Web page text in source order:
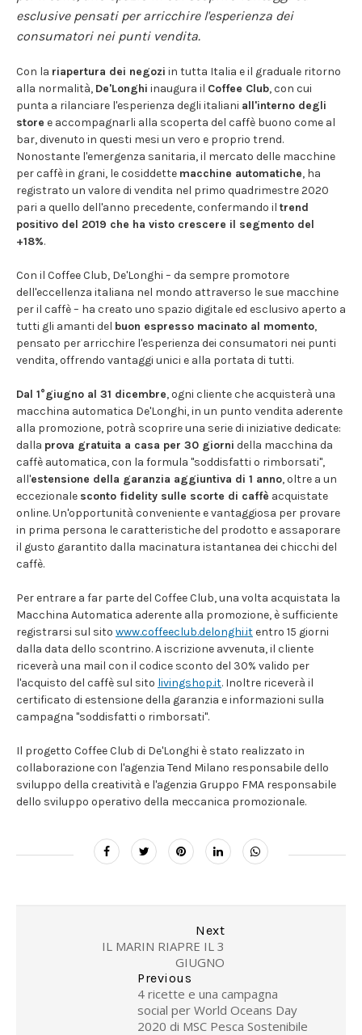
esclusive pensati per arricchire l'esperienza dei
consumatori nei punti vendita.
Con la riapertura dei negozi in tutta Italia e il graduale ritorno
alla normalità, De'Longhi inaugura il Coffee Club, con cui
punta a rilanciare l'esperienza degli italiani all'interno degli
store e accompagnarli alla scoperta del caffè buono come al
bar, divenuto in questi mesi un vero e proprio trend.
Nonostante l'emergenza sanitaria, il mercato delle macchine
per caffè in grani, le cosiddette macchine automatiche, ha
registrato un valore di vendita nel primo quadrimestre 2020
pari a quello dell'anno precedente, confermando il trend
positivo del 2019 che ha visto crescere il segmento del
+18%.
Con il Coffee Club, De'Longhi – da sempre promotore
dell'eccellenza italiana nel mondo attraverso le sue macchine
per il caffè – ha creato uno spazio digitale ed esclusivo aperto a
tutti gli amanti del buon espresso macinato al momento,
pensato per arricchire l'esperienza dei consumatori nei punti
vendita, offrendo vantaggi unici e alla portata di tutti.
Dal 1°giugno al 31 dicembre, ogni cliente che acquisterà una
macchina automatica De'Longhi, in un punto vendita aderente
alla promozione, potrà scoprire una serie di iniziative dedicate:
dalla prova gratuita a casa per 30 giorni della macchina da
caffè automatica, con la formula "soddisfatti o rimborsati",
all'estensione della garanzia aggiuntiva di 1 anno, oltre a un
eccezionale sconto fidelity sulle scorte di caffè acquistate
online. Un'opportunità conveniente e vantaggiosa per provare
in prima persona le caratteristiche del prodotto e assaporare
il gusto garantito dalla macinatura istantanea dei chicchi del
caffè.
Per entrare a far parte del Coffee Club, una volta acquistata la
Macchina Automatica aderente alla promozione, è sufficiente
registrarsi sul sito www.coffeeclub.delonghi.itentro 15 giorni
dalla data dello scontrino. A iscrizione avvenuta, il cliente
riceverà una mail con il codice sconto del 30% valido per
l'acquisto del caffè sul sito livingshop.it. Inoltre riceverà il
certificato di estensione della garanzia e informazioni sulla
campagna "soddisfatti o rimborsati".
Il progetto Coffee Club di De'Longhi è stato realizzato in
collaborazione con l'agenzia Tend Milano responsabile dello
sviluppo della creatività e l'agenzia Gruppo FMA responsabile
dello sviluppo operativo della meccanica promozionale.
Next
IL MARIN RIAPRE IL 3
GIUGNO
Previous
4 ricette e una campagna
social per World Oceans Day
2020 di MSC Pesca Sostenibile